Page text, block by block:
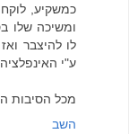
כמשקיע,
ומשיכה שלו
לו להיצבר
ע"י
מכל הסיבות
השב